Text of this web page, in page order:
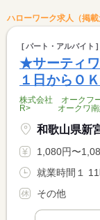
ハローワーク求人（掲載
パート・アルバイト
★サーティ
１日からＯＫ
株式会社 オーク
R> オークワ南
和歌山県新
1,080円〜1,080円 ※フルタ
その他